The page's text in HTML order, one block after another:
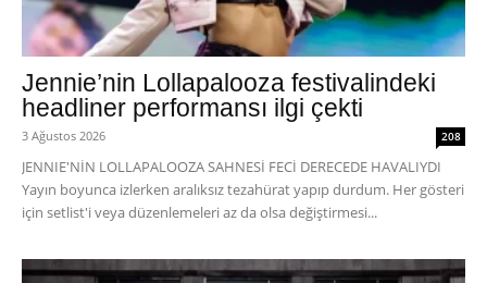
Jennie’nin Lollapalooza festivalindeki
headliner performansı ilgi çekti
3 Ağustos 2026 208
JENNIE'NİN LOLLAPALOOZA SAHNESİ FECİ DERECEDE HAVALIYDI
Yayın boyunca izlerken aralıksız tezahürat yapıp durdum. Her gösteri
için setlist'i veya düzenlemeleri az da olsa değiştirmesi...